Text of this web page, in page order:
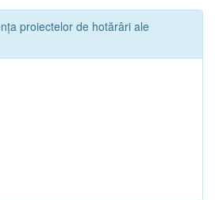
proiectelor de hotărâri ale